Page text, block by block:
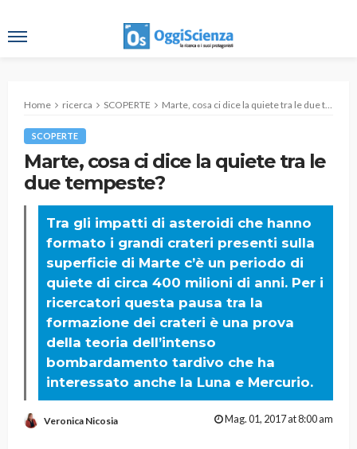
Home ricerca SCOPERTE Marte, cosa ci dice la quiete tra le due tempeste?
SCOPERTE
Marte, cosa ci dice la quiete tra le
due tempeste?
Tra gli impatti di asteroidi che hanno
formato i grandi crateri presenti sulla
superficie di Marte c’è un periodo di
quiete di circa 400 milioni di anni. Per i
ricercatori questa pausa tra la
formazione dei crateri è una prova
della teoria dell’intenso
bombardamento tardivo che ha
interessato anche la Luna e Mercurio.
Veronica Nicosia Mag. 01, 2017 at 8:00 am